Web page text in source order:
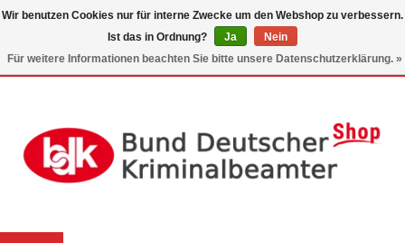
Wir benutzen Cookies nur für interne Zwecke um den Webshop zu verbessern.
Ist das in Ordnung?
Ja
Nein
Für weitere Informationen beachten Sie bitte unsere Datenschutzerklärung. »